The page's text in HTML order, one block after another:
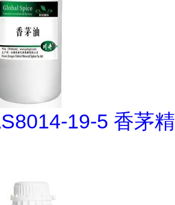
19-5 香茅精